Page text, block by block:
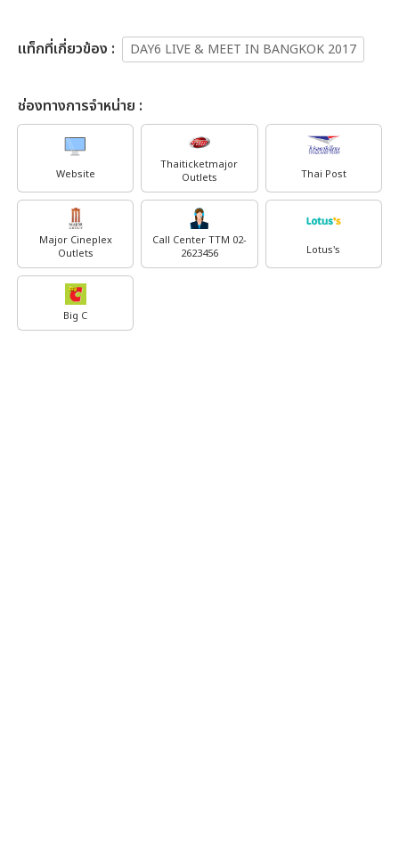
เเท็กที่เกี่ยวข้อง : DAY6 LIVE & MEET IN BANGKOK 2017
ช่องทางการจำหน่าย :
Website
Thaiticketmajor
Outlets
Thai Post
Major Cineplex
Outlets
Call Center TTM 02-
2623456
Lotus's
Big C